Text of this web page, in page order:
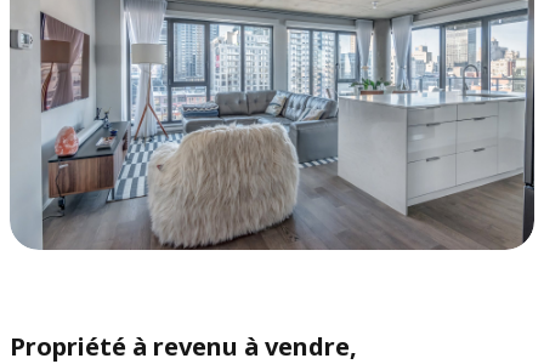
Propriété à revenu à vendre,